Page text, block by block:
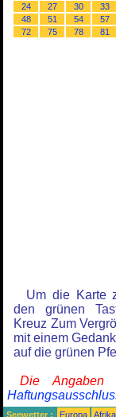
24
27 30 33
48
51 54 57
72
75 78 81
Um die Karte
den grünen
Kreuz Zum
mit einem
auf die grünen
Die Angaben
Seewetter : Europa Afrika